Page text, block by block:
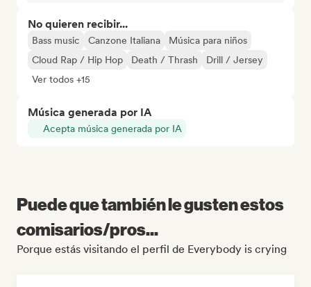
No quieren recibir...
Bass music Canzone Italiana
Música para niños
Cloud Rap / Hip Hop
Death / Thrash
Drill / Jersey
Ver todos +15
Música generada por IA
Acepta música generada por IA
Puede que también le gusten estos
comisarios/pros...
Porque estás visitando el perfil de Everybody is crying